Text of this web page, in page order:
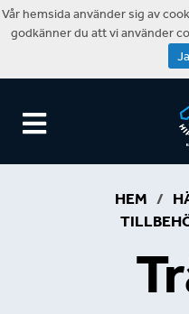
HEM /
Vår hemsida använder sig av
godkänner du att vi använder